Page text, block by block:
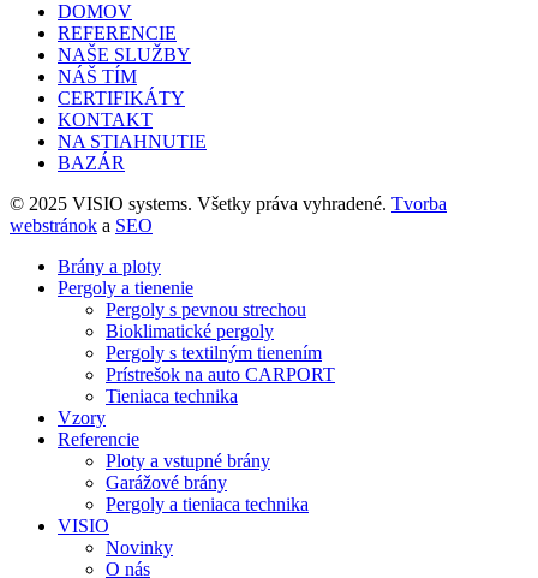
DOMOV
REFERENCIE
NAŠE SLUŽBY
NÁŠ TÍM
CERTIFIKÁTY
KONTAKT
NA STIAHNUTIE
BAZÁR
© 2025 VISIO systems. Všetky práva vyhradené. Tvorba
webstránok a SEO
Brány a ploty
Pergoly a tienenie
Pergoly s pevnou strechou
Bioklimatické pergoly
Pergoly s textilným tienením
Prístrešok na auto CARPORT
Tieniaca technika
Vzory
Referencie
Ploty a vstupné brány
Garážové brány
Pergoly a tieniaca technika
VISIO
Novinky
O nás